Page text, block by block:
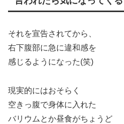
それを宣告されてから、
右下腹部に急に違和感を
感じるようになった(笑)
現実的にはおそらく
空きっ腹で身体に入れた
バリウムとか昼食がちょうど